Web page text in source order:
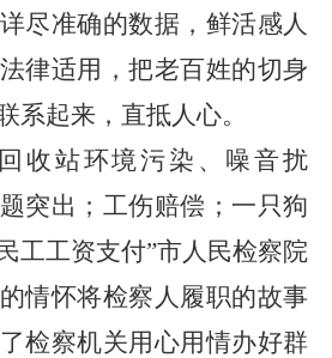
尽准确的数据，鲜活感人
律适用，把老百姓的切身
系起来，直抵人心。
收站环境污染、噪音扰
突出；工伤赔偿；一只狗
工工资支付”市人民检察院
情怀将检察人履职的故事
检察机关用心用情办好群